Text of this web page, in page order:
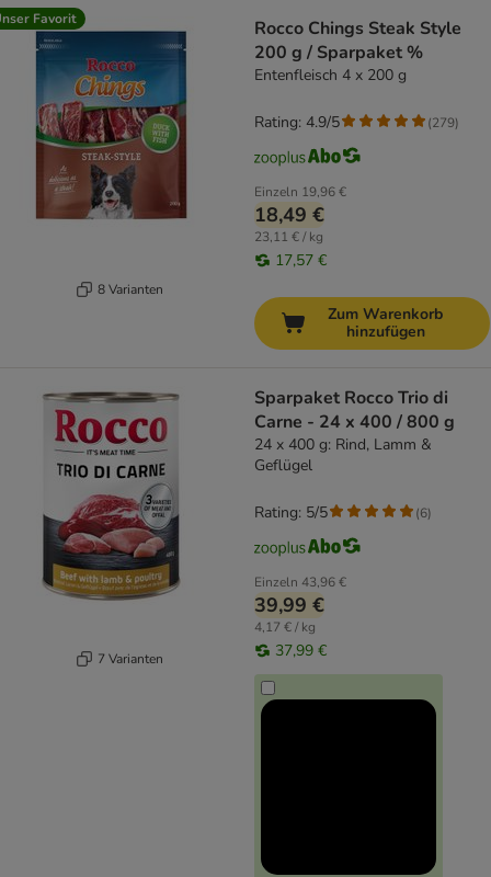
Favorit
8 Varianten
Rocco Chings Steak Style
200 g / Sparpaket %
Entenfleisch 4 x 200 g
Einzeln 19,96 €
18,49 €
23,11 € / kg
17,57 €
Rating: 4.9/5 (279)
Zum Warenkorb
hinzufügen
7 Varianten
Sparpaket Rocco Trio di
Carne - 24 x 400 / 800 g
24 x 400 g: Rind, Lamm &
Geflügel
Einzeln 43,96 €
39,99 €
4,17 € / kg
37,99 €
Rating: 5/5 (6)